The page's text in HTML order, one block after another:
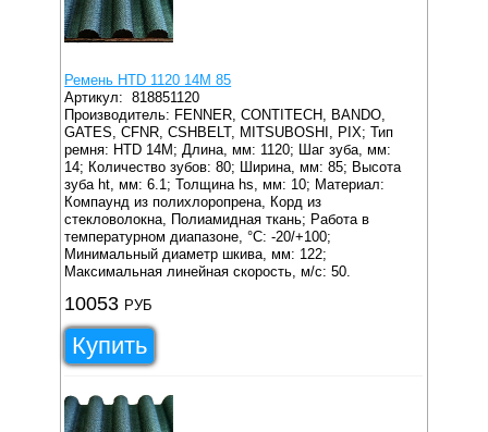
Ремень HTD 1120 14M 85
Артикул:818851120
Производитель: FENNER, CONTITECH, BANDO,
GATES, CFNR, CSHBELT, MITSUBOSHI, PIX; Тип
ремня: HTD 14M; Длина, мм: 1120; Шаг зуба, мм:
14; Количество зубов: 80; Ширина, мм: 85; Высота
зуба ht, мм: 6.1; Толщина hs, мм: 10; Материал:
Компаунд из полихлоропрена, Корд из
стекловолокна, Полиамидная ткань; Работа в
температурном диапазоне, °C: -20/+100;
Минимальный диаметр шкива, мм: 122;
Максимальная линейная скорость, м/с: 50.
10053 РУБ
Купить